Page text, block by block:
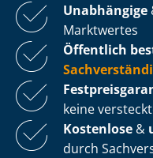
Unabhängige
Marktwertes
Öffentlich
keine
Kostenlose &
durch